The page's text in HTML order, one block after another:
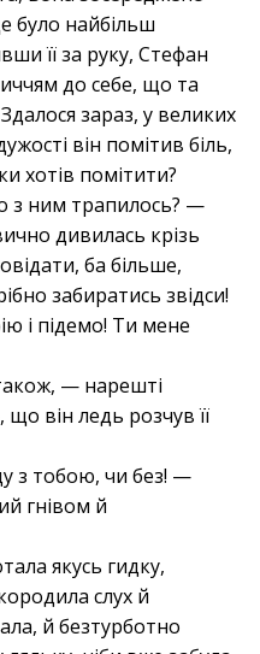
було найбільш
її за руку, Стефан
до себе, що та
зараз, у великих
він помітив біль,
хотів помітити?
ним трапилось? —
дивилась крізь
ба більше,
забиратись звідси!
і підемо! Ти мене
— нарешті
він ледь розчув її
з тобою, чи без! —
гнівом й
якусь гидку,
слух й
й безтурботно